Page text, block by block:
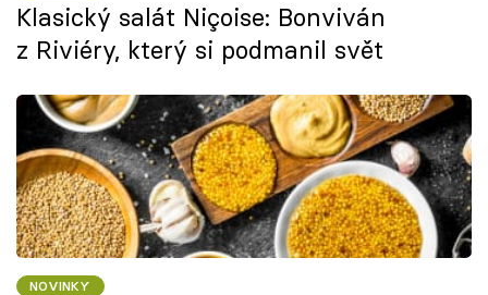
Klasický salát Niçoise: Bonviván
z Riviéry, který si podmanil svět
NOVINKY